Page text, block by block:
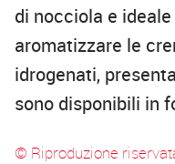
di nocciola e
aromatizzare le
idrogenati,
sono disponibili in
© Riproduzione